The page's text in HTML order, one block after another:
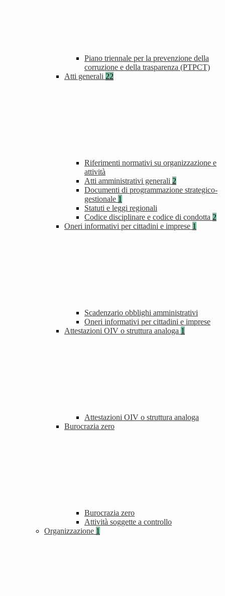
Piano triennale per la prevenzione della
corruzione e della trasparenza (PTPCT)
Atti generali 22
Riferimenti normativi su organizzazione e
attività
Atti amministrativi generali 2
Documenti di programmazione strategico-
gestionale 1
Statuti e leggi regionali
Codice disciplinare e codice di condotta 2
Oneri informativi per cittadini e imprese 1
Scadenzario obblighi amministrativi
Oneri informativi per cittadini e imprese
Attestazioni OIV o struttura analoga 1
Attestazioni OIV o struttura analoga
Burocrazia zero
Burocrazia zero
Attività soggette a controllo
Organizzazione 1